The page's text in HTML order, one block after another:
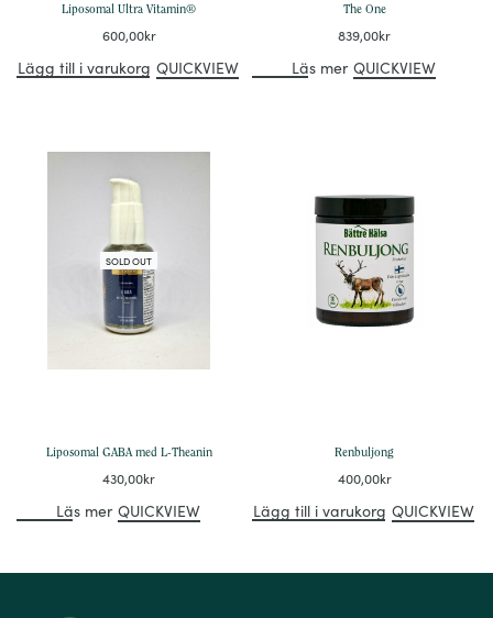
Liposomal Ultra Vitamin®
600,00kr
Lägg till i varukorg QUICKVIEW
The One
839,00kr
Läs mer QUICKVIEW
SOLD OUT
Liposomal GABA med L-Theanin
430,00kr
Läs mer QUICKVIEW
Renbuljong
400,00kr
Lägg till i varukorg QUICKVIEW